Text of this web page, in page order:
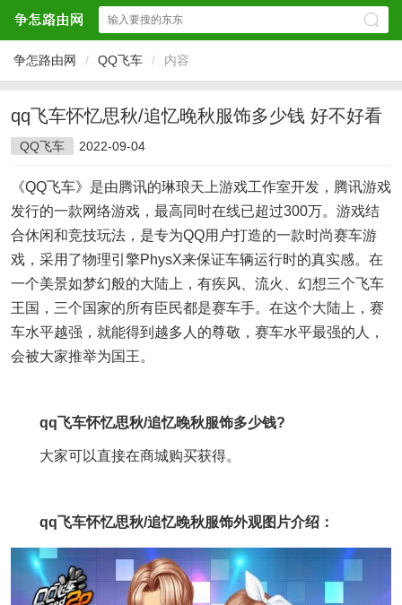
争怎路由网 / QQ飞车 / 内容
qq飞车怀忆思秋/追忆晚秋服饰多少钱 好不好看
QQ飞车 2022-09-04
《QQ飞车》是由腾讯的琳琅天上游戏工作室开发，腾讯游戏
发行的一款网络游戏，最高同时在线已超过300万。游戏结
合休闲和竞技玩法，是专为QQ用户打造的一款时尚赛车游
戏，采用了物理引擎PhysX来保证车辆运行时的真实感。在
一个美景如梦幻般的大陆上，有疾风、流火、幻想三个飞车
王国，三个国家的所有臣民都是赛车手。在这个大陆上，赛
车水平越强，就能得到越多人的尊敬，赛车水平最强的人，
会被大家推举为国王。
qq飞车怀忆思秋/追忆晚秋服饰多少钱?
大家可以直接在商城购买获得。
qq飞车怀忆思秋/追忆晚秋服饰外观图片介绍：